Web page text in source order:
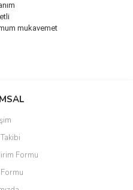
mukavemet
siz yapın!
görüntülenemiyor.
bulunuyor.
Formu